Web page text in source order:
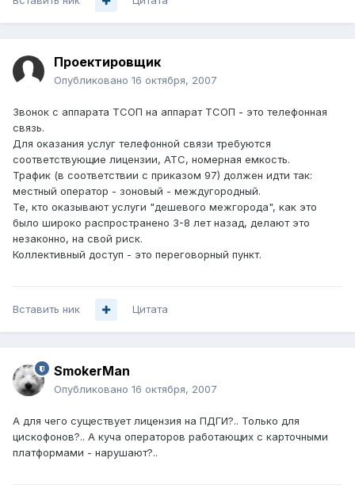
Проектировщик
Опубликовано 16 октября, 2007
Звонок с аппарата ТСОП на аппарат ТСОП - это телефонная
связь.
Для оказания услуг телефонной связи требуются
соответствующие лицензии, АТС, номерная емкость.
Трафик (в соответствии с приказом 97) должен идти так:
местный оператор - зоновый - междугородный.
Те, кто оказывают услуги "дешевого межгорода", как это
было широко распространено 3-8 лет назад, делают это
незаконно, на свой риск.
Коллективный доступ - это переговорный пункт.
Вставить ник Цитата
SmokerMan
Опубликовано 16 октября, 2007
А для чего существует лицензия на ПДГИ?.. Только для
цискофонов?.. А куча операторов работающих с карточными
платформами - нарушают?..